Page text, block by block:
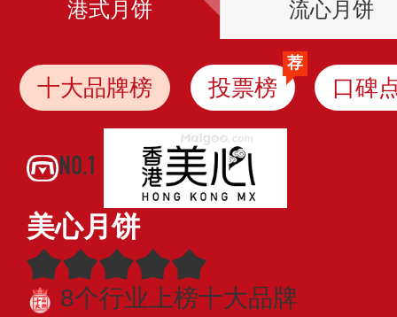
港式月饼 流心月饼
十大品牌榜 投票榜
荐
口碑
NO.1
美心月饼
8个行业上榜十大品牌